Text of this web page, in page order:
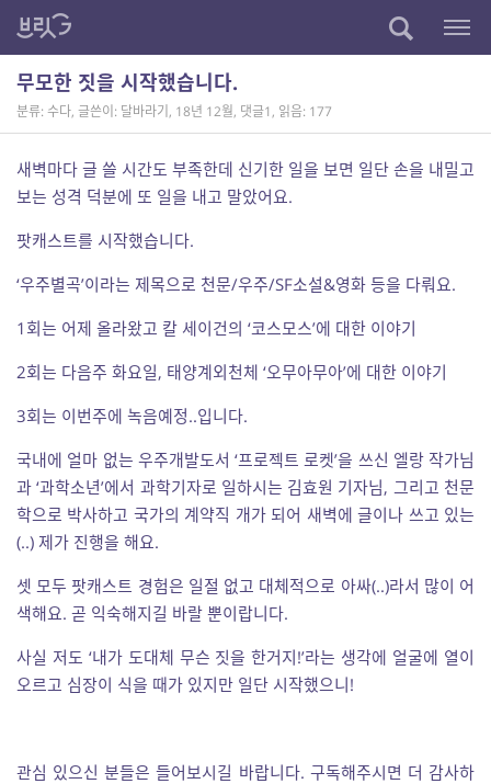
무모한 짓을 시작했습니다.
분류: 수다, 글쓴이: 달바라기 , 18년 12월, 댓글1 , 읽음: 177
새벽마다 글 쓸 시간도 부족한데 신기한 일을 보면 일단 손을 내밀고
보는 성격 덕분에 또 일을 내고 말았어요.
팟캐스트를 시작했습니다.
‘우주별곡’이라는 제목으로 천문/우주/SF소설&영화 등을 다뤄요.
1회는 어제 올라왔고 칼 세이건의 ‘코스모스’에 대한 이야기
2회는 다음주 화요일, 태양계외천체 ‘오무아무아’에 대한 이야기
3회는 이번주에 녹음예정..입니다.
국내에 얼마 없는 우주개발도서 ‘프로젝트 로켓’을 쓰신 엘랑 작가님
과 ‘과학소년’에서 과학기자로 일하시는 김효원 기자님, 그리고 천문
학으로 박사하고 국가의 계약직 개가 되어 새벽에 글이나 쓰고 있는
(..) 제가 진행을 해요.
셋 모두 팟캐스트 경험은 일절 없고 대체적으로 아싸(..)라서 많이 어
색해요. 곧 익숙해지길 바랄 뿐이랍니다.
사실 저도 ‘내가 도대체 무슨 짓을 한거지!’라는 생각에 얼굴에 열이
오르고 심장이 식을 때가 있지만 일단 시작했으니!
관심 있으신 분들은 들어보시길 바랍니다. 구독해주시면 더 감사하